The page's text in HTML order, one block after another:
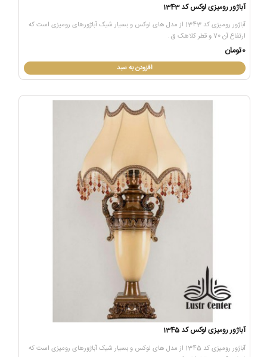
آباژور رومیزی لوکس کد 1343
آباژور رومیزی کد 1343 از مدل های لوکس و بسیار شیک آباژورهای رومیزی است که
ارتفاع آن 70 و قطر کلاهک ق..
0تومان
افزودن به سبد
آباژور رومیزی لوکس کد 1345
آباژور رومیزی کد 1345 از مدل های لوکس و بسیار شیک آباژورهای رومیزی است که